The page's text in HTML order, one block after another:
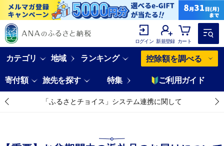
ログイン 新規登録 カート
カテゴリ 地域 ランキング 控除額を調べる
寄付額 旅先を探す 特集 ご利用ガイド
「ふるさとチョイス」システム連携に関して